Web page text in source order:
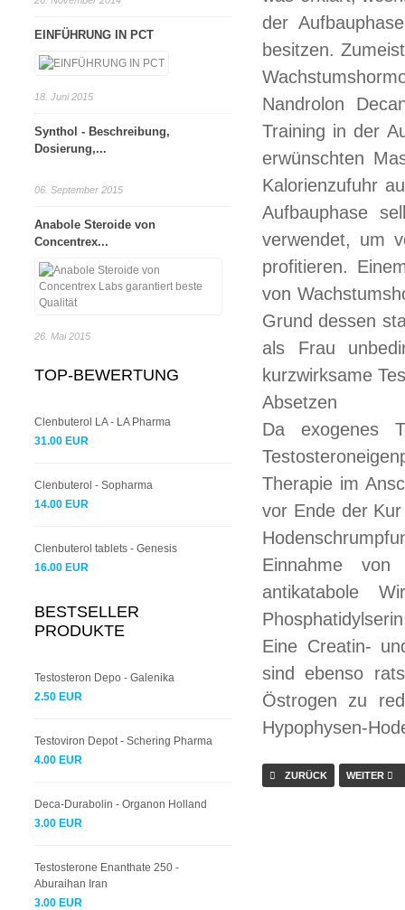
der
besitzen.
Nandrolon
Training in der
erwünschten
Kalorienzufuhr
Aufbauphase
verwendet, um
profitieren.
von
Grund dessen
als Frau
kurzwirksame
Absetzen
Da exogenes
Therapie im
vor Ende der
Einnahme
antikatabole
Eine Creatin-
sind ebenso
Östrogen zu
Hypophysen-
ZURÜCK WEITER
EINFÜHRUNG IN PCT
18. Juni 2015
Synthol - Beschreibung,
Dosierung,...
06. September 2015
Anabole Steroide von
Concentrex...
26. Mai 2015
TOP-BEWERTUNG
Clenbuterol LA - LA Pharma
31.00 EUR
Clenbuterol - Sopharma
14.00 EUR
Clenbuterol tablets - Genesis
16.00 EUR
BESTSELLER
PRODUKTE
Testosteron Depo - Galenika
2.50 EUR
Testoviron Depot - Schering Pharma
4.00 EUR
Deca-Durabolin - Organon Holland
3.00 EUR
Testosterone Enanthate 250 -
Aburaihan Iran
3.00 EUR